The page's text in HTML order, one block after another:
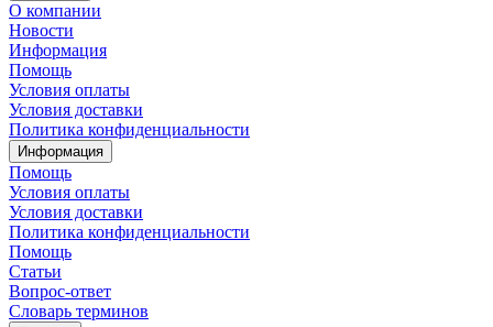
О компании
Новости
Информация
Помощь
Условия оплаты
Условия доставки
Политика конфиденциальности
Информация
Помощь
Условия оплаты
Условия доставки
Политика конфиденциальности
Помощь
Статьи
Вопрос-ответ
Словарь терминов